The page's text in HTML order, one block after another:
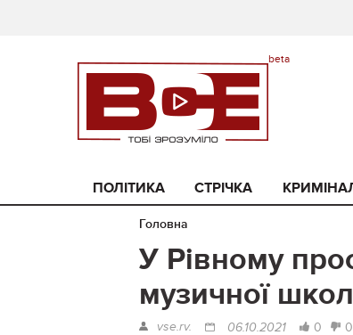
ПОЛІТИКА СТРІЧКА
Головна
У Рівному
музичної
vse.rv. 06.10.2021 0 0